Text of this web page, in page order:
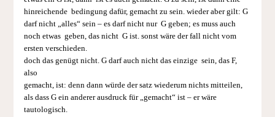
hinreichende bedingung dafür, gemacht zu sein. wieder aber gilt: G
darf nicht „alles“ sein – es darf nicht nur G geben; es muss auch
noch etwas geben, das nicht G ist. sonst wäre der fall nicht vom
ersten verschieden.
doch das genügt nicht. G darf auch nicht das einzige sein, das F,
also
gemacht, ist: denn dann würde der satz wiederum nichts mitteilen,
als dass G ein anderer ausdruck für „gemacht“ ist – er wäre
tautologisch.